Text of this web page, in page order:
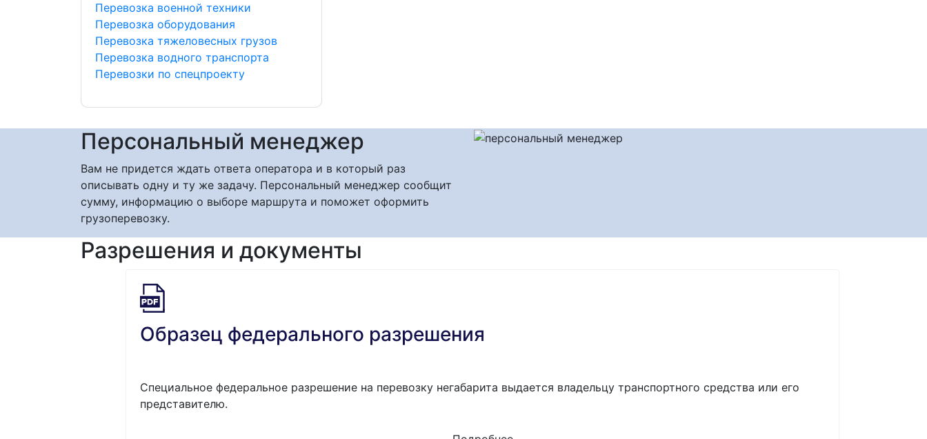
Перевозка военной техники
Перевозка оборудования
Перевозка тяжеловесных грузов
Перевозка водного транспорта
Перевозки по спецпроекту
Персональный менеджер
Вам не придется ждать ответа оператора и в который раз
описывать одну и ту же задачу. Персональный менеджер сообщит
сумму, информацию о выборе маршрута и поможет оформить
грузоперевозку.
Разрешения и документы
Образец федерального разрешения
Специальное федеральное разрешение на перевозку негабарита выдается владельцу транспортного средства или его
представителю.